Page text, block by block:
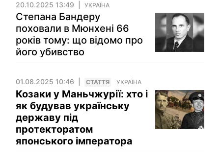
20.10.2025 13:49 УКРАЇНА
Степана Бандеру
поховали в Мюнхені 66
років тому: що відомо про
його убивство
01.08.2025 10:46 СТАТТЯ УКРАЇНА
Козаки у Маньчжурії: хто i
як будував українську
державу під
протекторатом
японського імператора